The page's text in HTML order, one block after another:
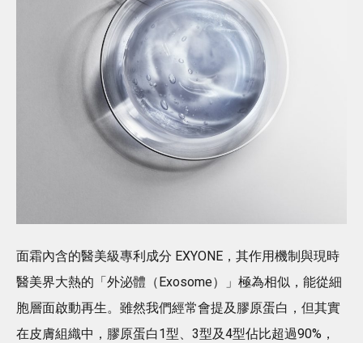
面霜內含的醫美級專利成分 EXYONE，其作用機制與現時
醫美界大熱的「外泌體（Exosome）」極為相似，能從細
胞層面啟動再生。雖然我們經常會提及膠原蛋白，但其實
在皮膚組織中，膠原蛋白1型、3型及4型佔比超過90%，